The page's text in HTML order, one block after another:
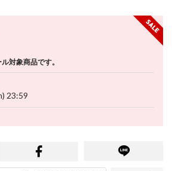
対象商品です。
23:59